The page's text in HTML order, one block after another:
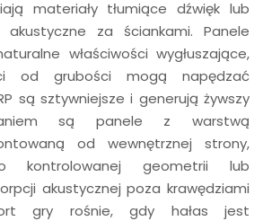
materiały tłumiące dźwięk lub
za ściankami. Panele
właściwości wygłuszające,
od grubości mogą napędzać
są sztywniejsze i generują żywszy
są panele z warstwą
od wewnętrznej strony,
geometrii lub
akustycznej poza krawędziami
gry rośnie, gdy hałas jest